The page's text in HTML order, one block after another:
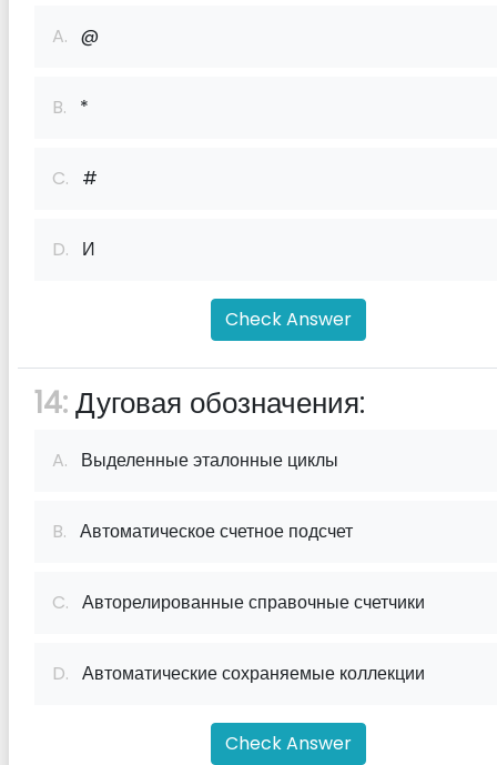
A. @
B. *
C. #
D. И
Check Answer
14:Дуговая обозначения:
A. Выделенные эталонные циклы
B. Автоматическое счетное подсчет
C. Авторелированные справочные счетчики
D. Автоматические сохраняемые коллекции
Check Answer